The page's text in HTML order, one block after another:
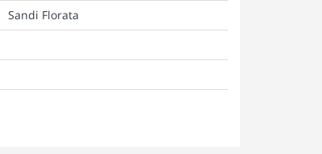
Sandi Florata